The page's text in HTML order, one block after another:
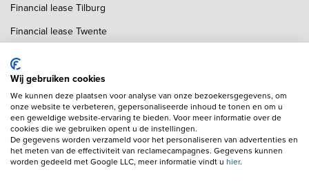
Financial lease Tilburg
Financial lease Twente
Financial lease Utrecht
Financial lease Zwolle
Copyright navigation
Wij gebruiken cookies
We kunnen deze plaatsen voor analyse van onze bezoekersgegevens, om
onze website te verbeteren, gepersonaliseerde inhoud te tonen en om u
een geweldige website-ervaring te bieden. Voor meer informatie over de
cookies die we gebruiken opent u de instellingen.
De gegevens worden verzameld voor het personaliseren van advertenties en
het meten van de effectiviteit van reclamecampagnes. Gegevens kunnen
worden gedeeld met Google LLC, meer informatie vindt u hier.